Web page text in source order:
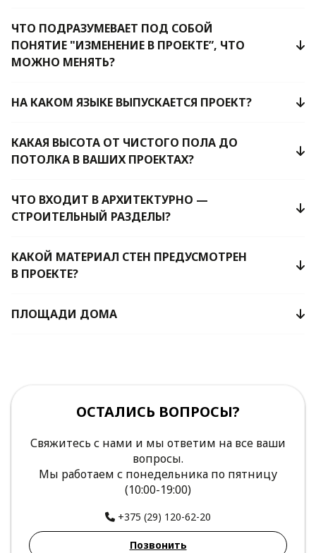
ЧТО ПОДРАЗУМЕВАЕТ ПОД СОБОЙ
ПОНЯТИЕ "ИЗМЕНЕНИЕ В ПРОЕКТЕ”, ЧТО
МОЖНО МЕНЯТЬ?
НА КАКОМ ЯЗЫКЕ ВЫПУСКАЕТСЯ ПРОЕКТ?
КАКАЯ ВЫСОТА ОТ ЧИСТОГО ПОЛА ДО
ПОТОЛКА В ВАШИХ ПРОЕКТАХ?
ЧТО ВХОДИТ В АРХИТЕКТУРНО —
СТРОИТЕЛЬНЫЙ РАЗДЕЛЫ?
КАКОЙ МАТЕРИАЛ СТЕН ПРЕДУСМОТРЕН
В ПРОЕКТЕ?
ПЛОЩАДИ ДОМА
ОСТАЛИСЬ ВОПРОСЫ?
Свяжитесь с нами и мы ответим на все ваши
вопросы.
Мы работаем с понедельника по пятницу
(10:00-19:00)
+375 (29) 120-62-20
Позвонить